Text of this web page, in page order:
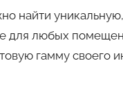
найти
для любых
гамму своего